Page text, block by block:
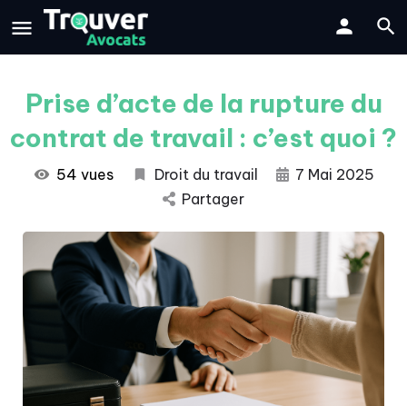
Prise d’acte de la rupture du
contrat de travail : c’est quoi ?
54 vues Droit du travail
7 Mai 2025
Partager